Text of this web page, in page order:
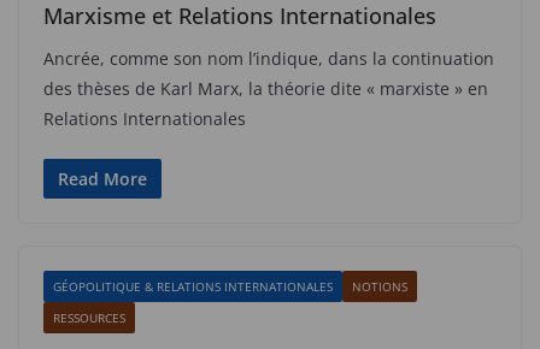
Marxisme et Relations Internationales
Ancrée, comme son nom l’indique, dans la continuation
des thèses de Karl Marx, la théorie dite « marxiste » en
Relations Internationales
Read More
GÉOPOLITIQUE & RELATIONS INTERNATIONALES
NOTIONS
RESSOURCES